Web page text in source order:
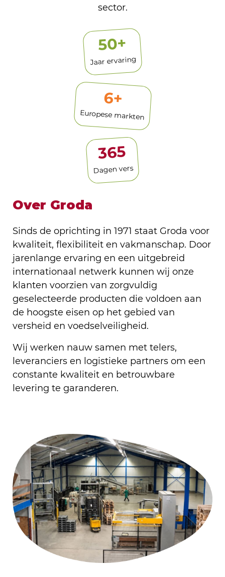
sector.
50+
Jaar ervaring
6+
Europese markten
365
Dagen vers
Over Groda
Sinds de oprichting in 1971 staat Groda voor
kwaliteit, flexibiliteit en vakmanschap. Door
jarenlange ervaring en een uitgebreid
internationaal netwerk kunnen wij onze
klanten voorzien van zorgvuldig
geselecteerde producten die voldoen aan
de hoogste eisen op het gebied van
versheid en voedselveiligheid.
Wij werken nauw samen met telers,
leveranciers en logistieke partners om een
constante kwaliteit en betrouwbare
levering te garanderen.